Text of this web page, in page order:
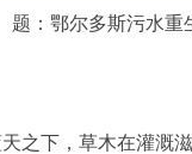
鄂尔多斯污水重
下，草木在灌溉滋